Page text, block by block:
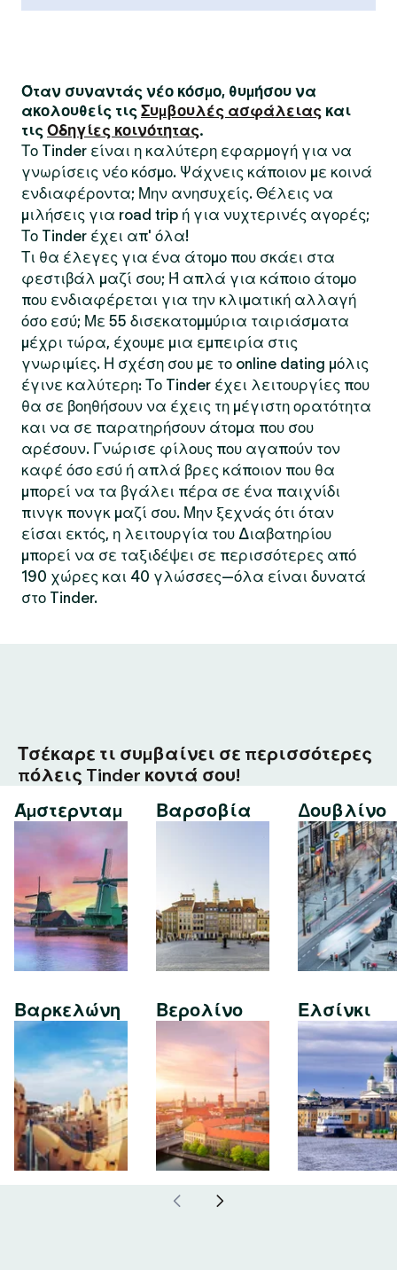
Όταν συναντάς νέο κόσμο, θυμήσου να
ακολουθείς τις Συμβουλές ασφάλειας και
τις Οδηγίες κοινότητας.
Το Tinder είναι η καλύτερη εφαρμογή για να
γνωρίσεις νέο κόσμο. Ψάχνεις κάποιον με κοινά
ενδιαφέροντα; Μην ανησυχείς. Θέλεις να
μιλήσεις για road trip ή για νυχτερινές αγορές;
Το Tinder έχει απ' όλα!
Τι θα έλεγες για ένα άτομο που σκάει στα
φεστιβάλ μαζί σου; Ή απλά για κάποιο άτομο
που ενδιαφέρεται για την κλιματική αλλαγή
όσο εσύ; Με 55 δισεκατομμύρια ταιριάσματα
μέχρι τώρα, έχουμε μια εμπειρία στις
γνωριμίες. Η σχέση σου με το online dating μόλις
έγινε καλύτερη: Το Tinder έχει λειτουργίες που
θα σε βοηθήσουν να έχεις τη μέγιστη ορατότητα
και να σε παρατηρήσουν άτομα που σου
αρέσουν. Γνώρισε φίλους που αγαπούν τον
καφέ όσο εσύ ή απλά βρες κάποιον που θα
μπορεί να τα βγάλει πέρα σε ένα παιχνίδι
πινγκ πονγκ μαζί σου. Μην ξεχνάς ότι όταν
είσαι εκτός, η λειτουργία του Διαβατηρίου
μπορεί να σε ταξιδέψει σε περισσότερες από
190 χώρες και 40 γλώσσες—όλα είναι δυνατά
στο Tinder.
Τσέκαρε τι συμβαίνει σε περισσότερες
πόλεις Tinder κοντά σου!
Άμστερνταμ
Βαρκελώνη
Βαρσοβία
Βερολίνο
Δουβλίνο
Ελσίνκι